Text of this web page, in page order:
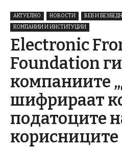
АКТУЕЛНО НОВОСТИ
ВЕБ И
КОМПАНИИ И ИНСТИТУЦИИ
Electronic
Foundation
компаниите
шифрираат
податоците
корисниците